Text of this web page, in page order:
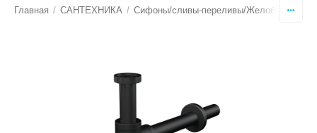
Главная / САНТЕХНИКА / Сифоны/сливы-переливы/Желоба/Трапы/